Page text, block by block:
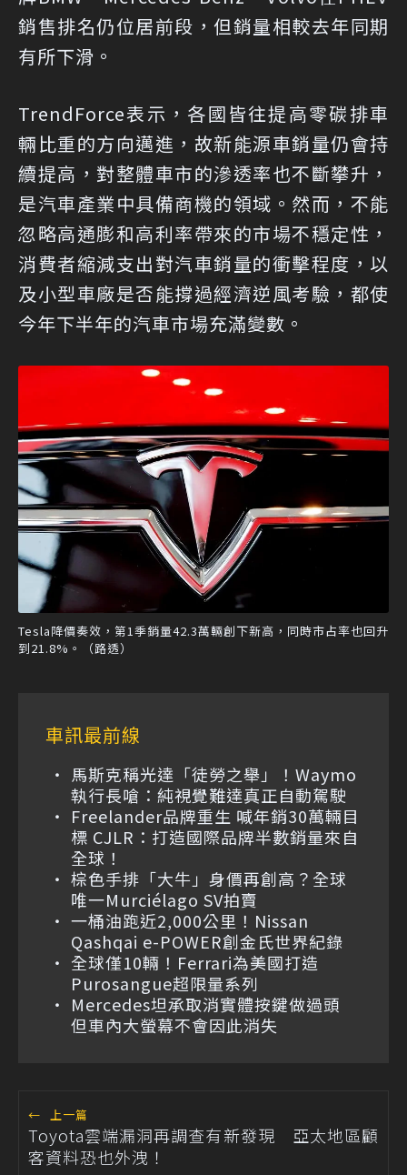
銷售排名仍位居前段，但銷量相較去年同期
有所下滑。
TrendForce表示，各國皆往提高零碳排車
輛比重的方向邁進，故新能源車銷量仍會持
續提高，對整體車市的滲透率也不斷攀升，
是汽車產業中具備商機的領域。然而，不能
忽略高通膨和高利率帶來的市場不穩定性，
消費者縮減支出對汽車銷量的衝擊程度，以
及小型車廠是否能撐過經濟逆風考驗，都使
今年下半年的汽車市場充滿變數。
Tesla降價奏效，第1季銷量42.3萬輛創下新高，同時市占率也回升
到21.8%。（路透）
車訊最前線
馬斯克稱光達「徒勞之舉」！Waymo
執行長嗆：純視覺難達真正自動駕駛
Freelander品牌重生 喊年銷30萬輛目
標 CJLR：打造國際品牌半數銷量來自
全球！
棕色手排「大牛」身價再創高？全球
唯一Murciélago SV拍賣
一桶油跑近2,000公里！Nissan
Qashqai e-POWER創金氏世界紀錄
全球僅10輛！Ferrari為美國打造
Purosangue超限量系列
Mercedes坦承取消實體按鍵做過頭
但車內大螢幕不會因此消失
← 上一篇
Toyota雲端漏洞再調查有新發現 亞太地區顧
客資料恐也外洩！